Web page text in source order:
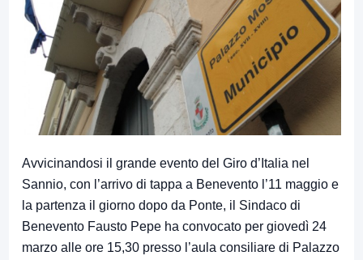
Avvicinandosi il grande evento del Giro d’Italia nel
Sannio, con l’arrivo di tappa a Benevento l’11 maggio e
la partenza il giorno dopo da Ponte, il Sindaco di
Benevento Fausto Pepe ha convocato per giovedì 24
marzo alle ore 15,30 presso l’aula consiliare di Palazzo